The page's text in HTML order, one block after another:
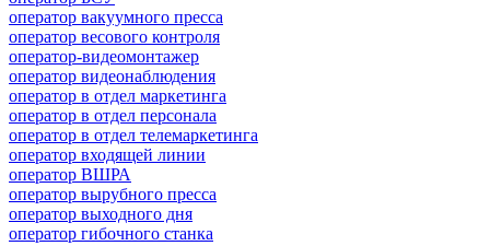
оператор вакуумного пресса
оператор весового контроля
оператор-видеомонтажер
оператор видеонаблюдения
оператор в отдел маркетинга
оператор в отдел персонала
оператор в отдел телемаркетинга
оператор входящей линии
оператор ВШРА
оператор вырубного пресса
оператор выходного дня
оператор гибочного станка